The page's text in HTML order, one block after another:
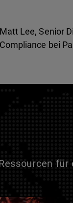
Matt Lee, Senior
Compliance bei